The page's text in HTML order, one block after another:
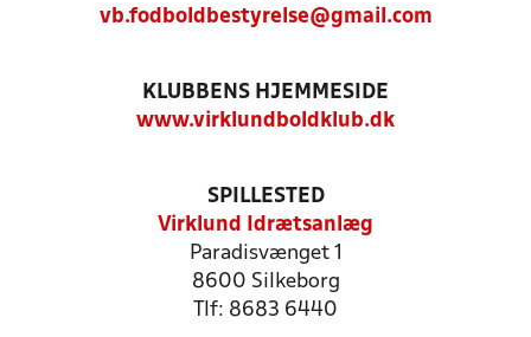
vb.fodboldbestyrelse@gmail.com
KLUBBENS HJEMMESIDE
www.virklundboldklub.dk
SPILLESTED
Virklund Idrætsanlæg
Paradisvænget 1
8600 Silkeborg
Tlf: 8683 6440